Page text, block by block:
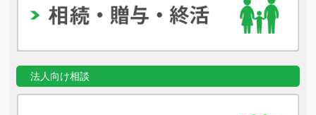
法人向け相談